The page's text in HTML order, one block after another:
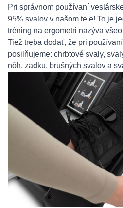
Pri správnom používaní
95% svalov v našom tele! To je
tréning na ergometri nazýva
Tiež treba dodať, že pri
posilňujeme: chrbtové svaly,
nôh, zadku, brušných svalov a